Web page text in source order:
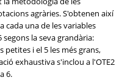
agràries. S'obtenen així
cada una de les variables
la seva grandària:
petites i el 5 les més grans,
exhaustiva s'inclou a l'OTE2
6.